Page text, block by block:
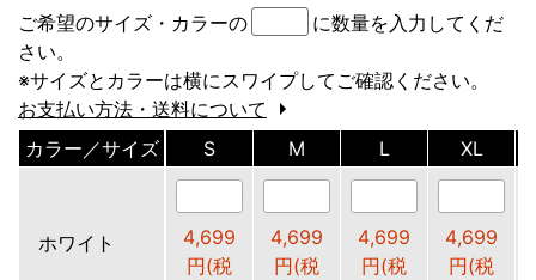
ご希望のサイズ・カラーの
に数量を入力してくだ
さい。
※サイズとカラーは横にスワイプしてご確認ください。
お支払い方法・送料について
カラー／サイズ
S M L XL
ホワイト
4,699
円(税
4,699
円(税
4,699
円(税
4,699
円(税